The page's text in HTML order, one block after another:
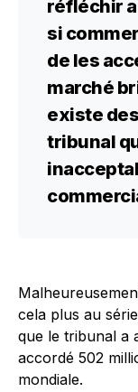
réfléchir
si
de les
marché
existe
tribunal
cela plus au
que le tribunal a
accordé 502
mondiale.